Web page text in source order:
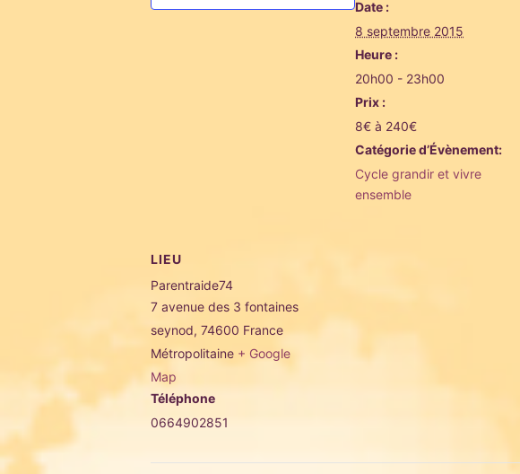
Date :
8 septembre 2015
Heure :
20h00 - 23h00
Prix :
8€ à 240€
Catégorie d’Évènement:
Cycle grandir et vivre
ensemble
LIEU
Parentraide74
7 avenue des 3 fontaines
seynod, 74600 France
Métropolitaine + Google
Map
Téléphone
0664902851